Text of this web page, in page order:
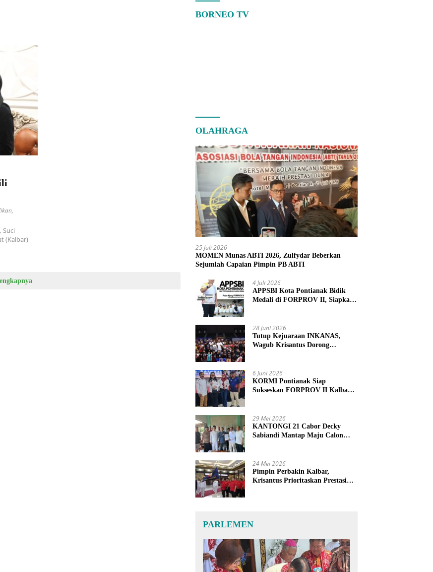
,
(Kalbar)
BORNEO TV
OLAHRAGA
25 Juli 2026
MOMEN Munas ABTI 2026, Zulfydar Beberkan
Sejumlah Capaian Pimpin PB ABTI
4 Juli 2026
APPSBI Kota Pontianak Bidik
Medali di FORPROV II, Siapkan
28 Juni 2026
Tutup Kejuaraan INKANAS,
Wagub Krisantus Dorong
6 Juni 2026
KORMI Pontianak Siap
Sukseskan FORPROV II Kalbar
29 Mei 2026
KANTONGI 21 Cabor Decky
Sabiandi Mantap Maju Calon
24 Mei 2026
Pimpin Perbakin Kalbar,
Krisantus Prioritaskan Prestasi
PARLEMEN